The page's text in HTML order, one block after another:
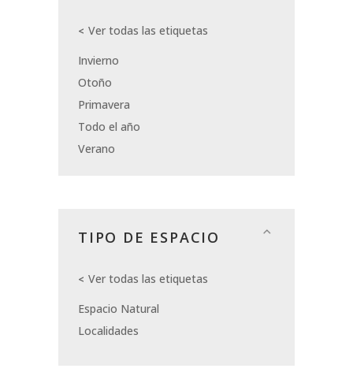
Ver todas las etiquetas
Invierno
Otoño
Primavera
Todo el año
Verano
TIPO DE ESPACIO
Ver todas las etiquetas
Espacio Natural
Localidades